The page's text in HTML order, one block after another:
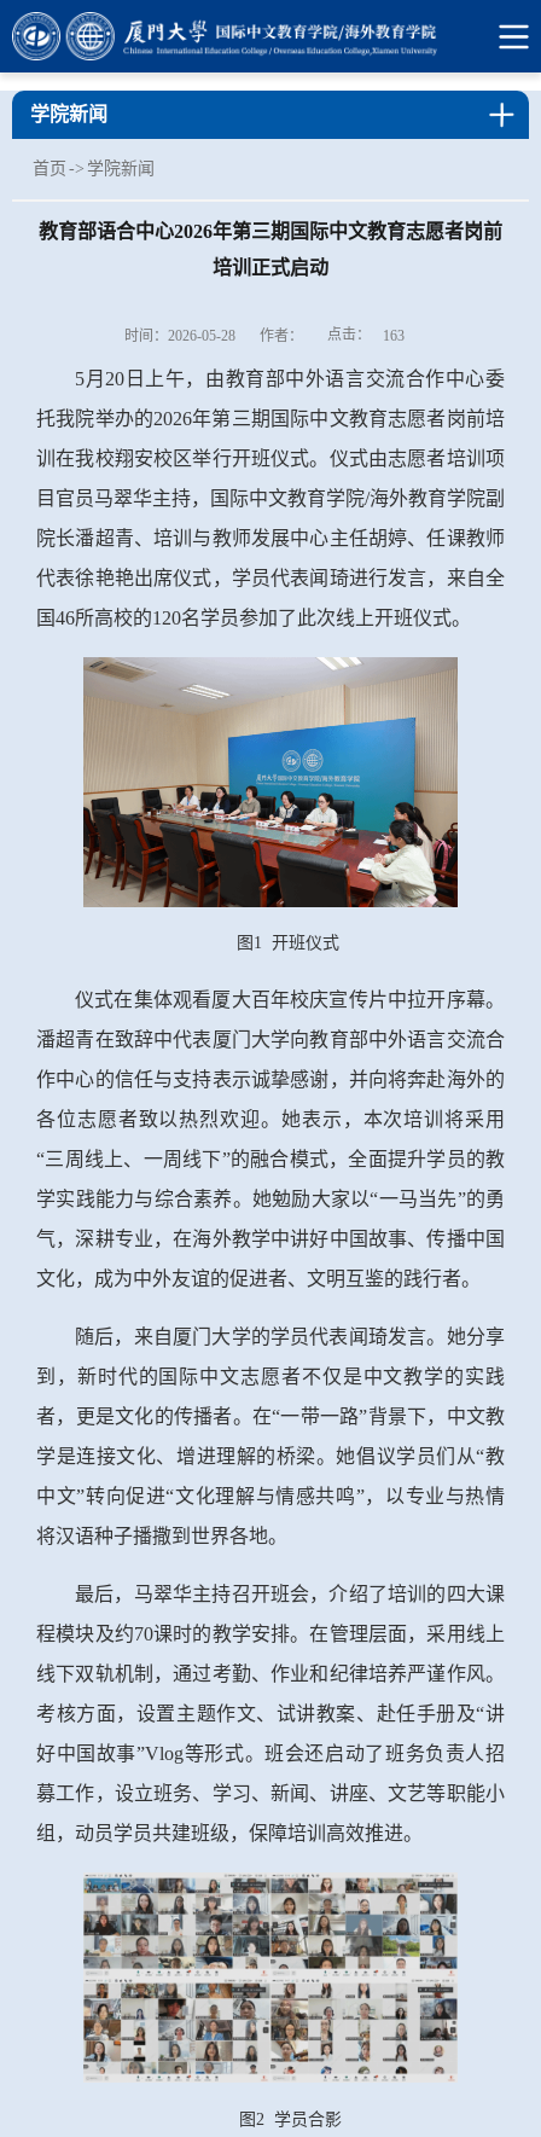
学院新闻
首页 -> 学院新闻
教育部语合中心2026年第三期国际中文教育志愿者岗前
培训正式启动
时间：2026-05-28 作者： 点击： 163
5月20日上午，由教育部中外语言交流合作中心委
托我院举办的2026年第三期国际中文教育志愿者岗前培
训在我校翔安校区举行开班仪式。仪式由志愿者培训项
目官员马翠华主持，国际中文教育学院/海外教育学院副
院长潘超青、培训与教师发展中心主任胡婷、任课教师
代表徐艳艳出席仪式，学员代表闻琦进行发言，来自全
国46所高校的120名学员参加了此次线上开班仪式。
图1 开班仪式
仪式在集体观看厦大百年校庆宣传片中拉开序幕。
潘超青在致辞中代表厦门大学向教育部中外语言交流合
作中心的信任与支持表示诚挚感谢，并向将奔赴海外的
各位志愿者致以热烈欢迎。她表示，本次培训将采用
“三周线上、一周线下”的融合模式，全面提升学员的教
学实践能力与综合素养。她勉励大家以“一马当先”的勇
气，深耕专业，在海外教学中讲好中国故事、传播中国
文化，成为中外友谊的促进者、文明互鉴的践行者。
随后，来自厦门大学的学员代表闻琦发言。她分享
到，新时代的国际中文志愿者不仅是中文教学的实践
者，更是文化的传播者。在“一带一路”背景下，中文教
学是连接文化、增进理解的桥梁。她倡议学员们从“教
中文”转向促进“文化理解与情感共鸣”，以专业与热情
将汉语种子播撒到世界各地。
最后，马翠华主持召开班会，介绍了培训的四大课
程模块及约70课时的教学安排。在管理层面，采用线上
线下双轨机制，通过考勤、作业和纪律培养严谨作风。
考核方面，设置主题作文、试讲教案、赴任手册及“讲
好中国故事”Vlog等形式。班会还启动了班务负责人招
募工作，设立班务、学习、新闻、讲座、文艺等职能小
组，动员学员共建班级，保障培训高效推进。
图2 学员合影